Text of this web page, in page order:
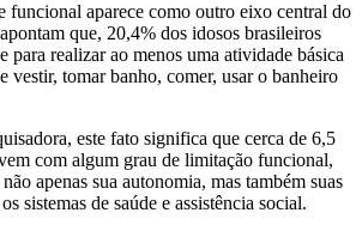
funcional aparece como outro eixo central do
que, 20,4% dos idosos brasileiros
para realizar ao menos uma atividade básica
vestir, tomar banho, comer, usar o banheiro
este fato significa que cerca de 6,5
com algum grau de limitação funcional,
apenas sua autonomia, mas também suas
sistemas de saúde e assistência social.